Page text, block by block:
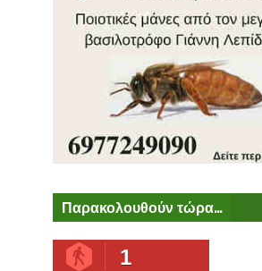
Παρακολουθούν τώρα...
1